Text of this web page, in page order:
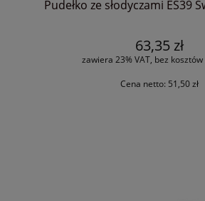
Pudełko ze słodyczami ES39
63,35 zł
zawiera 23% VAT, bez
Cena netto: 51,50 zł